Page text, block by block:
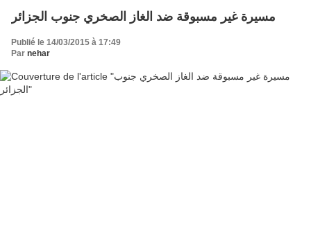
مسيرة غير مسبوقة ضد الغاز الصخري جنوب الجزائر
Publié le 14/03/2015 à 17:49
Par nehar